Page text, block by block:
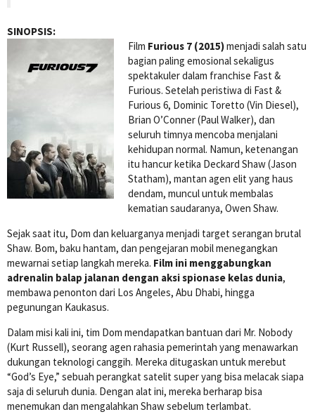
SINOPSIS:
Film Furious 7 (2015)menjadi salah satu
bagian paling emosional sekaligus
spektakuler dalam franchise Fast &
Furious. Setelah peristiwa di Fast &
Furious 6, Dominic Toretto (Vin Diesel),
Brian O’Conner (Paul Walker), dan
seluruh timnya mencoba menjalani
kehidupan normal. Namun, ketenangan
itu hancur ketika Deckard Shaw (Jason
Statham), mantan agen elit yang haus
dendam, muncul untuk membalas
kematian saudaranya, Owen Shaw.
Sejak saat itu, Dom dan keluarganya menjadi target serangan brutal
Shaw. Bom, baku hantam, dan pengejaran mobil menegangkan
mewarnai setiap langkah mereka. Film ini menggabungkan
adrenalin balap jalanan dengan aksi spionase kelas dunia,
membawa penonton dari Los Angeles, Abu Dhabi, hingga
pegunungan Kaukasus.
Dalam misi kali ini, tim Dom mendapatkan bantuan dari Mr. Nobody
(Kurt Russell), seorang agen rahasia pemerintah yang menawarkan
dukungan teknologi canggih. Mereka ditugaskan untuk merebut
“God’s Eye,” sebuah perangkat satelit super yang bisa melacak siapa
saja di seluruh dunia. Dengan alat ini, mereka berharap bisa
menemukan dan mengalahkan Shaw sebelum terlambat.